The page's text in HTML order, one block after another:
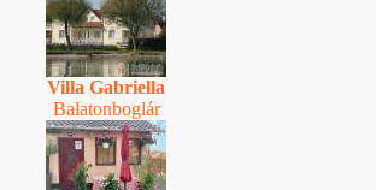
Villa Gabriella
Balatonboglár